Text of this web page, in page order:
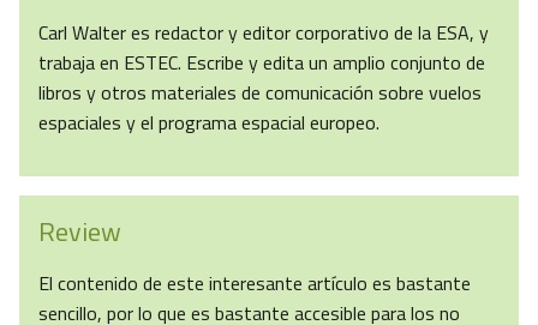
Carl Walter es redactor y editor corporativo de la ESA, y
trabaja en ESTEC. Escribe y edita un amplio conjunto de
libros y otros materiales de comunicación sobre vuelos
espaciales y el programa espacial europeo.
Review
El contenido de este interesante artículo es bastante
sencillo, por lo que es bastante accesible para los no